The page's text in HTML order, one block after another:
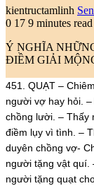
kientructamlinh
0 17 9 minutes read
Ý NGHĨA
ĐIỀM GIẢI
451. QUẠT –
người vợ hay hỏi.
chồng lười. – Thấy
điềm lụy vì tình. –
duyên chồng vợ-
người tặng vật quí.
người tặng quạt